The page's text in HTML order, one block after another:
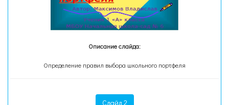
Описание слайда:
Определение правил выбора школьного портфеля
Слайд 2